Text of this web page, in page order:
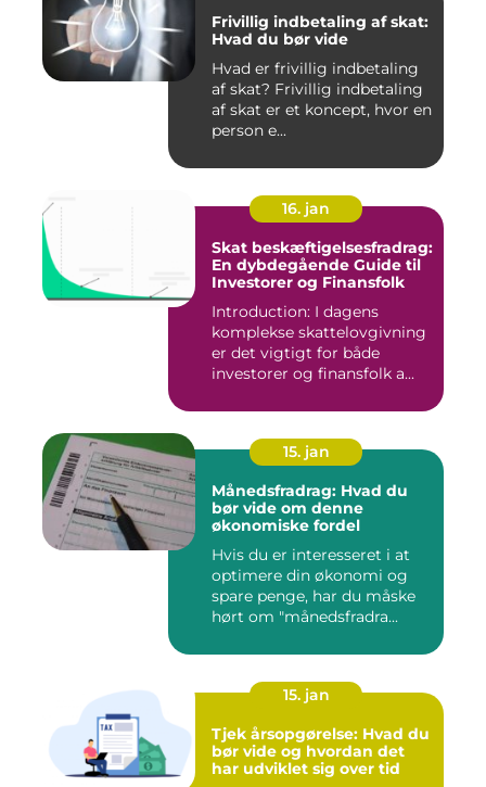
Frivillig indbetaling af skat:
Hvad du bør vide
Hvad er frivillig indbetaling
af skat? Frivillig indbetaling
af skat er et koncept, hvor en
person e...
16. jan
Skat beskæftigelsesfradrag:
En dybdegående Guide til
Investorer og Finansfolk
Introduction: I dagens
komplekse skattelovgivning
er det vigtigt for både
investorer og finansfolk a...
15. jan
Månedsfradrag: Hvad du
bør vide om denne
økonomiske fordel
Hvis du er interesseret i at
optimere din økonomi og
spare penge, har du måske
hørt om "månedsfradra...
15. jan
Tjek årsopgørelse: Hvad du
bør vide og hvordan det
har udviklet sig over tid